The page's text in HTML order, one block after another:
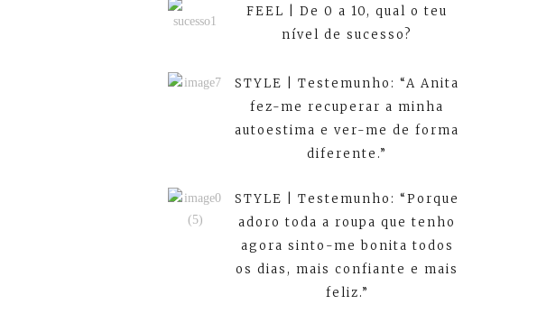
FEEL | De 0 a 10, qual o teu
nível de sucesso?
STYLE | Testemunho: “A Anita
fez-me recuperar a minha
autoestima e ver-me de forma
diferente.”
STYLE | Testemunho: “Porque
adoro toda a roupa que tenho
agora sinto-me bonita todos
os dias, mais confiante e mais
feliz.”